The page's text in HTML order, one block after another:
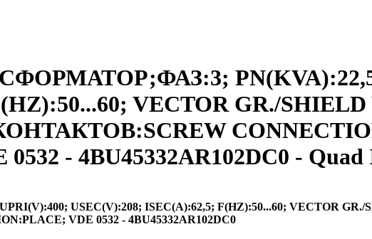
VECTOR GR./
- 4BU45332AR102DC0 -
USEC(V):208; ISEC(A):62,5; F(HZ):50...60; VECTOR GR./
VDE 0532 - 4BU45332AR102DC0